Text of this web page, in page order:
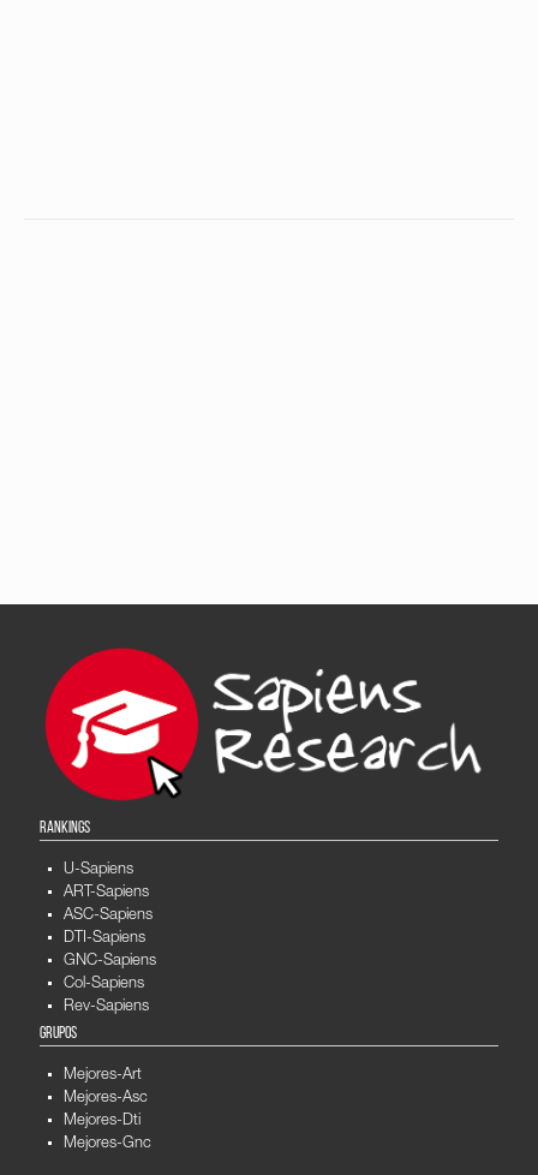
RANKINGS
U-Sapiens
ART-Sapiens
ASC-Sapiens
DTI-Sapiens
GNC-Sapiens
Col-Sapiens
Rev-Sapiens
GRUPOS
Mejores-Art
Mejores-Asc
Mejores-Dti
Mejores-Gnc